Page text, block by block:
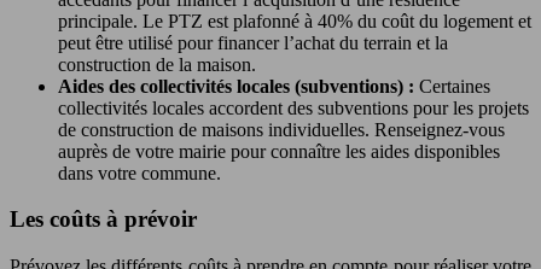
principale. Le PTZ est plafonné à 40% du coût du logement et
peut être utilisé pour financer l’achat du terrain et la
construction de la maison.
Aides des collectivités locales (subventions) : Certaines
collectivités locales accordent des subventions pour les projets
de construction de maisons individuelles. Renseignez-vous
auprès de votre mairie pour connaître les aides disponibles
dans votre commune.
Les coûts à prévoir